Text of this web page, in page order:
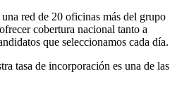
red de 20 oficinas más del grupo
cobertura nacional tanto a
que seleccionamos cada día.
tasa de incorporación es una de las